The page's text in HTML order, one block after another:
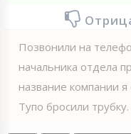
Позвонили на
начальника отдела
название компании
Тупо бросили